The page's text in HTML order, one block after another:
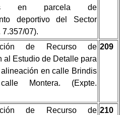
en parcela de
deportivo del Sector
7.357/07).
de Recurso de
al Estudio de Detalle para
en calle Brindis
Montera. (Expte.
209
de Recurso de 210